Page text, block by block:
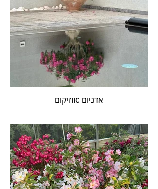
אדניום סווזיקום